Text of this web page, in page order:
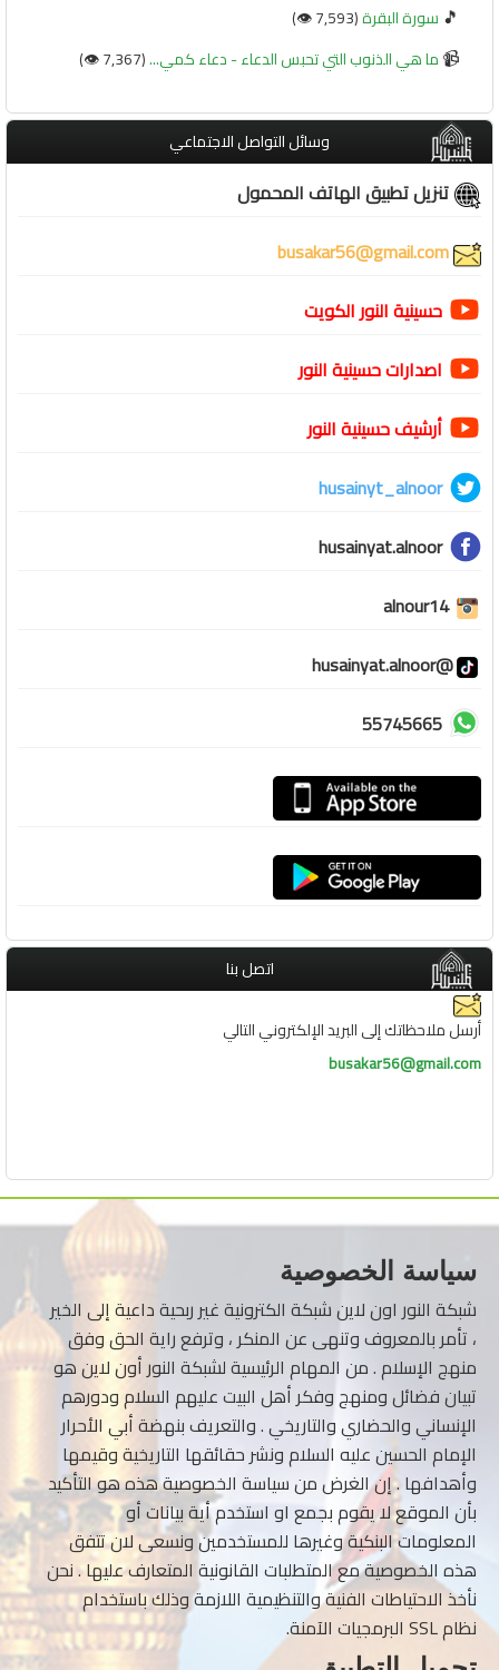
🎵 سورة البقرة(7,593 👁️)
📹ما هي الذنوب التي تحبس الدعاء - دعاء كمي...(7,367 👁️)
وسائل التواصل الاجتماعي
تنزيل تطبيق الهاتف المحمول
حسينية النور الكويت
اصدارات حسينية النور
أرشيف حسينية النور
husainyt_alnoor
husainyat.alnoor
alnour14
@husainyat.alnoor
55745665
اتصل بنا
أرسل ملاحظاتك إلى البريد الإلكتروني التالي
busakar56@gmail.com
سياسة الخصوصية
شبكة النور اون لاين شبكة الكترونية غير ربحية داعية إلى الخير
، تأمر بالمعروف وتنهى عن المنكر ، وترفع راية الحق وفق
منهج الإسلام . من المهام الرئيسية لشبكة النور أون لاين هو
تبيان فضائل ومنهج وفكر أهل البيت عليهم السلام ودورهم
الإنساني والحضاري والتاريخي . والتعريف بنهضة أبي الأحرار
الإمام الحسين عليه السلام ونشر حقائقها التاريخية وقيمها
وأهدافها . إن الغرض من سياسة الخصوصية هذه هو التأكيد
بأن الموقع لا يقوم بجمع او استخدم أية بيانات أو
المعلومات البنكية وغيرها للمستخدمين ونسعى لان تتفق
هذه الخصوصية مع المتطلبات القانونية المتعارف عليها . نحن
نأخذ الاحتياطات الفنية والتنظيمية اللازمة وذلك باستخدام
نظام SSL البرمجيات الآمنة.